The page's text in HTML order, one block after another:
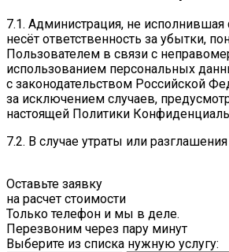
7.1. Администрация, не исполнившая
несёт ответственность за убытки,
Пользователем в связи с
использованием персональных
с законодательством Российской
за исключением случаев,
настоящей Политики
7.2. В случае утраты или
Оставьте заявку
на расчет стоимости
Только телефон и мы в деле.
Перезвоним через пару минут
Выберите из списка нужную услугу: